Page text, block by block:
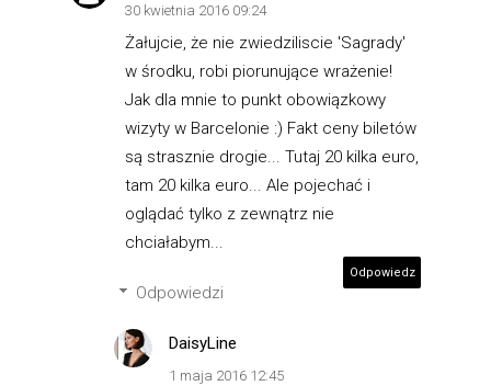
30 kwietnia 2016 09:24
Żałujcie, że nie zwiedziliscie 'Sagrady'
w środku, robi piorunujące wrażenie!
Jak dla mnie to punkt obowiązkowy
wizyty w Barcelonie :) Fakt ceny biletów
są strasznie drogie... Tutaj 20 kilka euro,
tam 20 kilka euro... Ale pojechać i
oglądać tylko z zewnątrz nie
chciałabym...
Odpowiedz
Odpowiedzi
DaisyLine
1 maja 2016 12:45